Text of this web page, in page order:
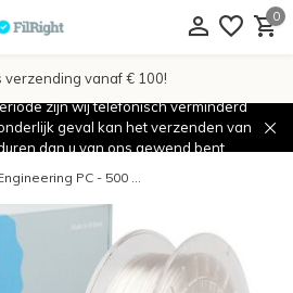
0
verzending vanaf € 100!
zijn wij telefonisch verminderd
geval kan het verzenden van
dan u van ons gewend bent.
PC - 500 ...